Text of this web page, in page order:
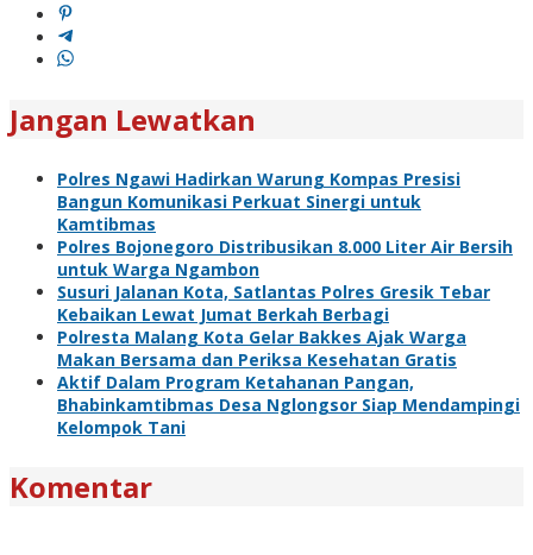
Jangan Lewatkan
Polres Ngawi Hadirkan Warung Kompas Presisi
Bangun Komunikasi Perkuat Sinergi untuk
Kamtibmas
Polres Bojonegoro Distribusikan 8.000 Liter Air Bersih
untuk Warga Ngambon
Susuri Jalanan Kota, Satlantas Polres Gresik Tebar
Kebaikan Lewat Jumat Berkah Berbagi
Polresta Malang Kota Gelar Bakkes Ajak Warga
Makan Bersama dan Periksa Kesehatan Gratis
Aktif Dalam Program Ketahanan Pangan,
Bhabinkamtibmas Desa Nglongsor Siap Mendampingi
Kelompok Tani
Komentar